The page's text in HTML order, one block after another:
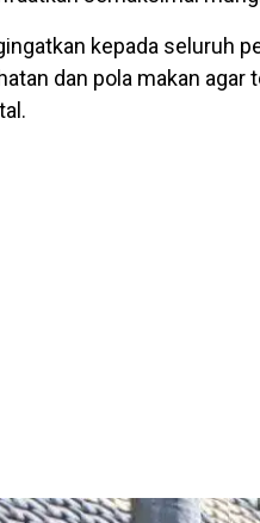
kepada seluruh
dan pola makan agar